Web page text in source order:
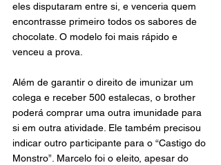
eles disputaram entre si, e venceria quem
encontrasse primeiro todos os sabores de
chocolate. O modelo foi mais rápido e
venceu a prova.
Além de garantir o direito de imunizar um
colega e receber 500 estalecas, o brother
poderá comprar uma outra imunidade para
si em outra atividade. Ele também precisou
indicar outro participante para o “Castigo do
Monstro”. Marcelo foi o eleito, apesar do